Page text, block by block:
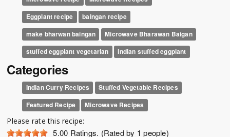
Eggplant recipe
baingan recipe
make bharwan baingan
Microwave Bharawan Baigan
stuffed eggplant vegetarian
indian stuffed eggplant
Categories
Indian Curry Recipes
Stuffed Vegetable Recipes
Featured Recipe
Microwave Recipes
Please rate this recipe:
5.00 Ratings. (Rated by 1 people)